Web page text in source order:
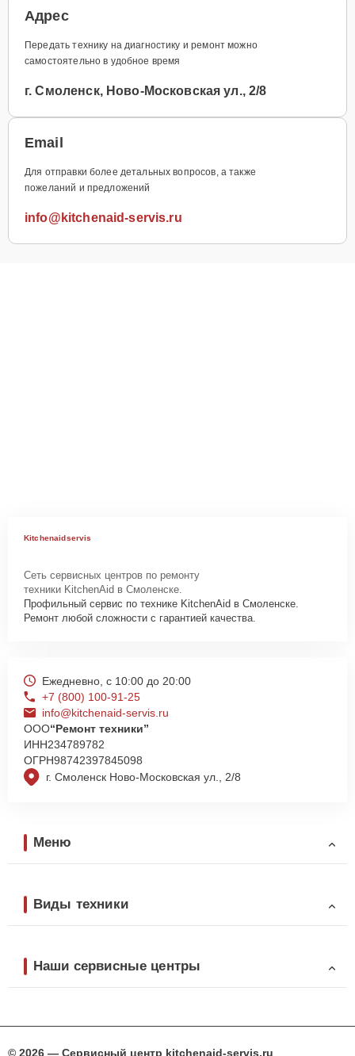
Адрес
Передать технику на диагностику и ремонт можно
самостоятельно в удобное время
г. Смоленск, Ново-Московская ул., 2/8
Email
Для отправки более детальных вопросов, а также
пожеланий и предложений
info@kitchenaid-servis.ru
Kitchenaidservis
Сеть сервисных центров по ремонту
техники KitchenAid в Смоленске.
Профильный сервис по технике KitchenAid в Смоленске.
Ремонт любой сложности с гарантией качества.
г. Смоленск Ново-Московская ул., 2/8
Ежедневно, с 10:00 до 20:00
+7 (800) 100-91-25
info@kitchenaid-servis.ru
ООО“Ремонт техники”
ИНН234789782
ОГРН98742397845098
Меню
Виды техники
Наши сервисные центры
© 2026 — Сервисный центр kitchenaid-servis.ru